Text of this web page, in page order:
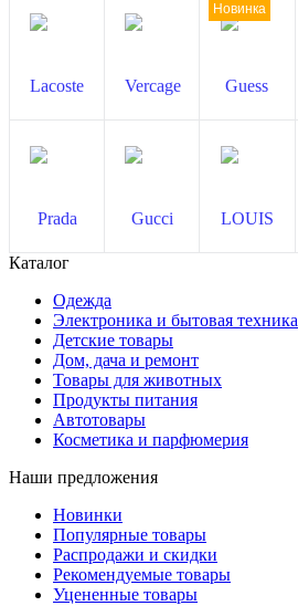
Новинка
Каталог
Одежда
Электроника и бытовая техника
Детские товары
Дом, дача и ремонт
Товары для животных
Продукты питания
Автотовары
Косметика и парфюмерия
Наши предложения
Новинки
Популярные товары
Распродажи и скидки
Рекомендуемые товары
Уцененные товары